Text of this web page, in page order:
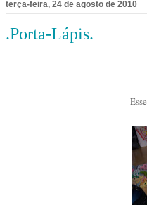
terça-feira, 24 de agosto de 2010
.Porta-Lápis.
Esse